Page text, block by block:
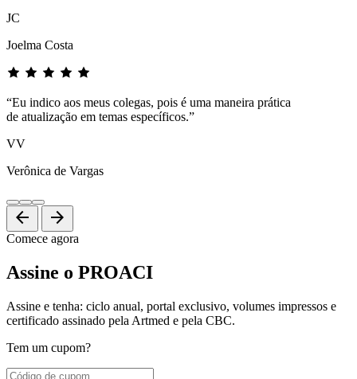
JC
Joelma Costa
“Eu indico aos meus colegas, pois é uma maneira prática
de atualização em temas específicos.”
VV
Verônica de Vargas
arrow_back arrow_forward
Comece agora
Assine o PROACI
Assine e tenha: ciclo anual, portal exclusivo, volumes impressos e
certificado assinado pela Artmed e pela CBC.
Tem um cupom?